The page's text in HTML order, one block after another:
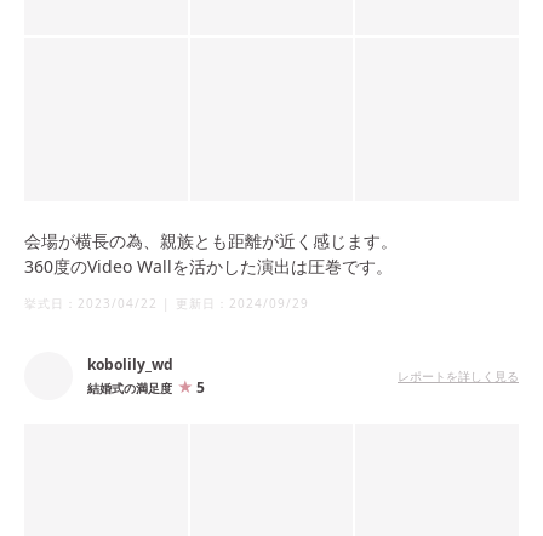
会場が横長の為、親族とも距離が近く感じます。
360度のVideo Wallを活かした演出は圧巻です。
挙式日： 2023/04/22 | 更新日： 2024/09/29
kobolily_wd
結婚式の満足度 5
レポートを詳しく見る